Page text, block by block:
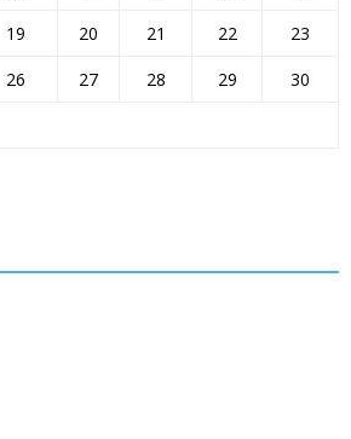
19 20 21 22
23
26 27 28 29
30